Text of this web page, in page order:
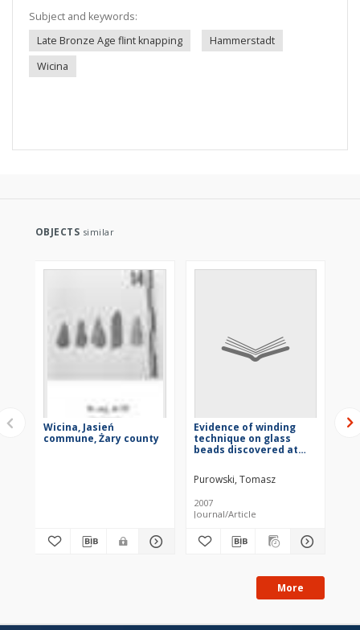
Subject and keywords:
Late Bronze Age flint knapping
Hammerstadt
Wicina
OBJECTS similar
Wicina, Jasień
commune, Żary county
Evidence of winding
technique on glass
beads discovered at
stronghold in Wicina,
site 1
Purowski, Tomasz
2007
Journal/Article
More